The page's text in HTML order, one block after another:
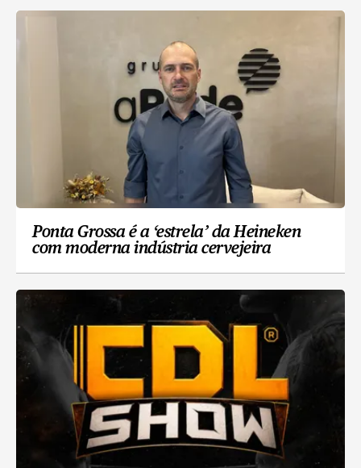
Ponta Grossa é a ‘estrela’ da Heineken
com moderna indústria cervejeira